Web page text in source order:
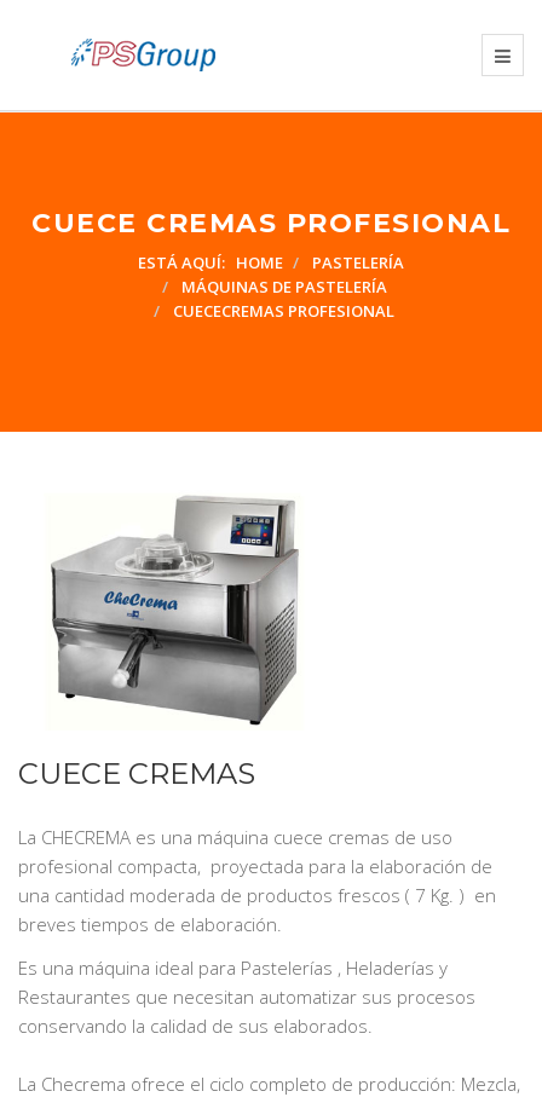
CUECE CREMAS PROFESIONAL
ESTÁ AQUÍ: HOME
PASTELERÍA
MÁQUINAS DE PASTELERÍA
CUECECREMAS PROFESIONAL
CUECE CREMAS
La CHECREMA es una máquina cuece cremas de uso
profesional compacta, proyectada para la elaboración de
una cantidad moderada de productos frescos ( 7 Kg. ) en
breves tiempos de elaboración.
Es una máquina ideal para Pastelerías , Heladerías y
Restaurantes que necesitan automatizar sus procesos
conservando la calidad de sus elaborados.
La Checrema ofrece el ciclo completo de producción: Mezcla,